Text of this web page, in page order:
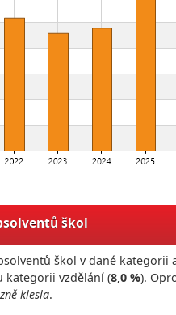
škol
škol v dané kategorii
vzdělání (8,0 %).
klesla.